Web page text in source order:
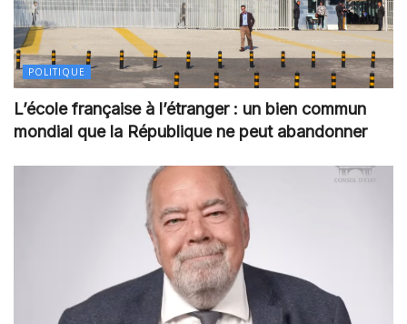
POLITIQUE
L’école française à l’étranger : un bien commun
mondial que la République ne peut abandonner